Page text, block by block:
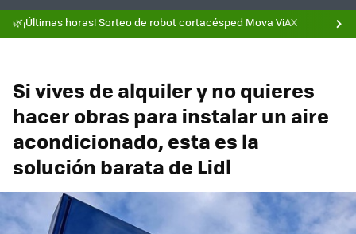
🌿¡Últimas horas! Sorteo de robot cortacésped Mova ViAX
Si vives de alquiler y no quieres
hacer obras para instalar un aire
acondicionado, esta es la
solución barata de Lidl